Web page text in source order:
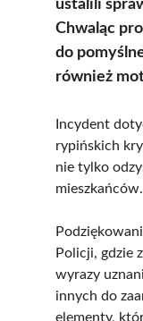
ustalili
Chwaląc
do
również
Incydent
rypińskich
nie tylko
Policji, gdzie
wyrazy
innych do
elementy,